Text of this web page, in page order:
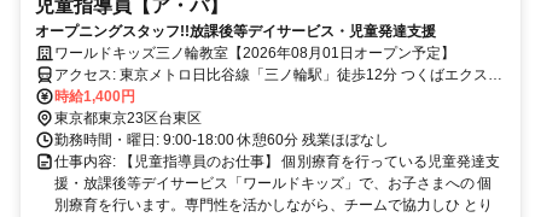
児童指導員【ア・パ】
オープニングスタッフ!!放課後等デイサービス・児童発達支援
ワールドキッズ三ノ輪教室【2026年08月01日オープン予定】
アクセス: 東京メトロ日比谷線「三ノ輪駅」徒歩12分 つくばエクスプ
レス「南千住駅」徒歩15分 東京メトロ日比谷線「南千住駅」徒歩16
分
時給1,400円
東京都東京23区台東区
勤務時間・曜日: 9:00-18:00 休憩60分 残業ほぼなし
仕事内容: 【児童指導員のお仕事】 個別療育を行っている児童発達支
援・放課後等デイサービス「ワールドキッズ」で、お子さまへの 個
別療育を行います。専門性を活かしながら、チームで協力しひ とり